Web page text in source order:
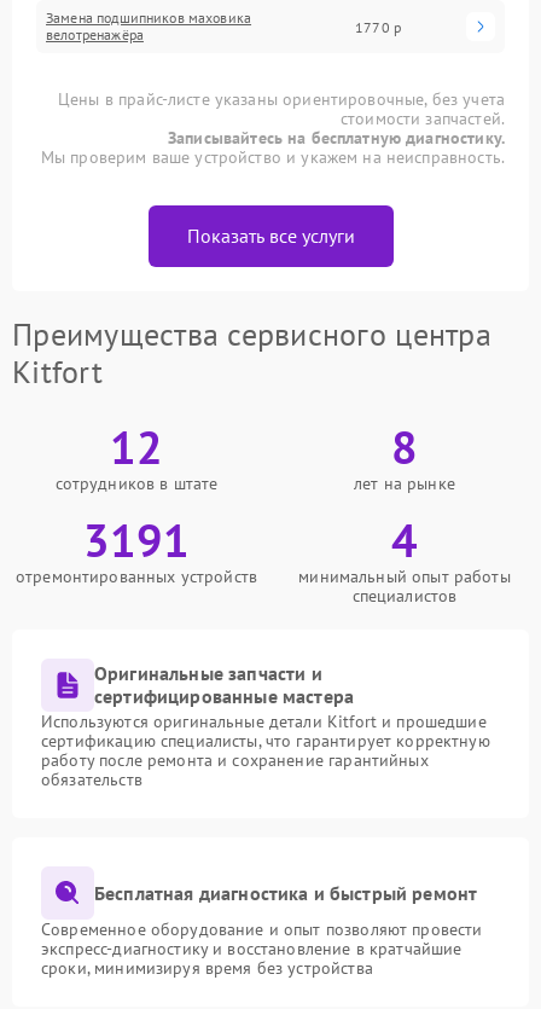
Замена подшипников маховика
велотренажёра
1770 р
Цены в прайс-листе указаны ориентировочные, без учета
стоимости запчастей.
Записывайтесь на бесплатную диагностику.
Мы проверим ваше устройство и укажем на неисправность.
Показать все услуги
Преимущества сервисного центра
Kitfort
12
сотрудников в штате
8
лет на рынке
3191
отремонтированных устройств
4
минимальный опыт работы
специалистов
Оригинальные запчасти и
сертифицированные мастера
Используются оригинальные детали Kitfort и прошедшие
сертификацию специалисты, что гарантирует корректную
работу после ремонта и сохранение гарантийных
обязательств
Бесплатная диагностика и быстрый ремонт
Современное оборудование и опыт позволяют провести
экспресс-диагностику и восстановление в кратчайшие
сроки, минимизируя время без устройства